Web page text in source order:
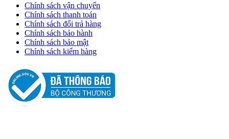
Chính sách vận chuyển
Chính sách thanh toán
Chính sách đổi trả hàng
Chính sách bảo hành
Chính sách bảo mật
Chính sách kiểm hàng